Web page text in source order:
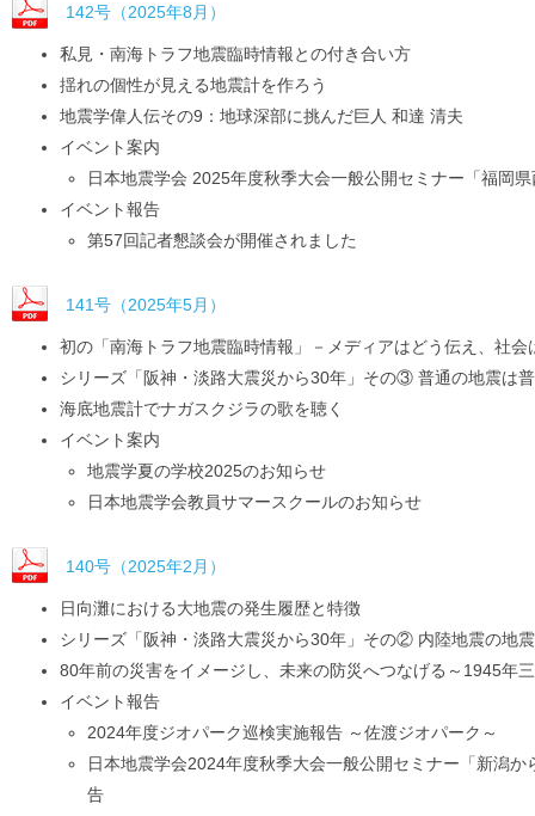
142号（2025年8月）
私見・南海トラフ地震臨時情報との付き合い方
揺れの個性が見える地震計を作ろう
地震学偉人伝その9：地球深部に挑んだ巨人 和達 清夫
イベント案内
日本地震学会 2025年度秋季大会一般公開セミナー「福岡
イベント報告
第57回記者懇談会が開催されました
141号（2025年5月）
初の「南海トラフ地震臨時情報」－メディアはどう伝え、社会
シリーズ「阪神・淡路大震災から30年」その③ 普通の地震は
海底地震計でナガスクジラの歌を聴く
イベント案内
地震学夏の学校2025のお知らせ
日本地震学会教員サマースクールのお知らせ
140号（2025年2月）
日向灘における大地震の発生履歴と特徴
シリーズ「阪神・淡路大震災から30年」その② 内陸地震の地
80年前の災害をイメージし、未来の防災へつなげる～1945年
イベント報告
2024年度ジオパーク巡検実施報告 ～佐渡ジオパーク～
日本地震学会2024年度秋季大会一般公開セミナー「新潟
告